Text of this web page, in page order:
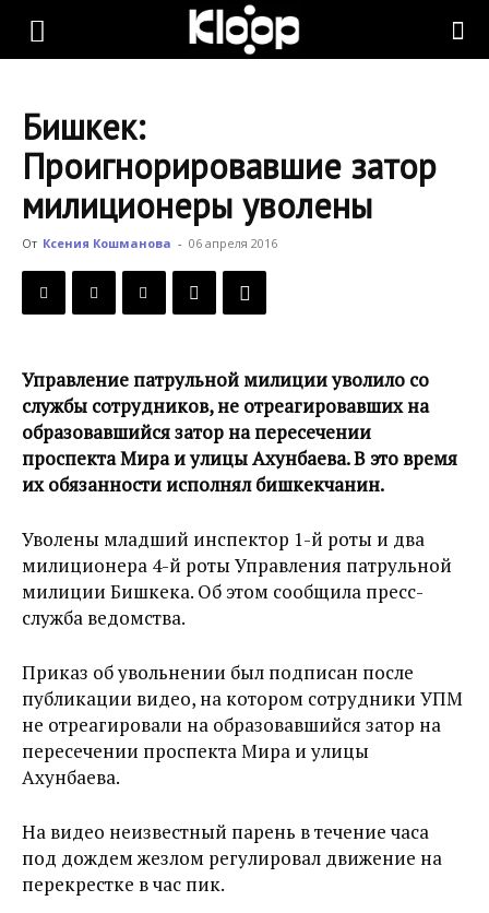
KLOOP.KG
Новости
Кыргызстана
Бишкек:
Проигнорировавшие затор
милиционеры уволены
От Ксения Кошманова - 06 апреля 2016
Управление патрульной милиции уволило со
службы сотрудников, не отреагировавших на
образовавшийся затор на пересечении
проспекта Мира и улицы Ахунбаева. В это время
их обязанности исполнял бишкекчанин.
Уволены младший инспектор 1-й роты и два
милиционера 4-й роты Управления патрульной
милиции Бишкека. Об этом сообщила пресс-
служба ведомства.
Приказ об увольнении был подписан после
публикации видео, на котором сотрудники УПМ
не отреагировали на образовавшийся затор на
пересечении проспекта Мира и улицы
Ахунбаева.
На видео неизвестный парень в течение часа
под дождем жезлом регулировал движение на
перекрестке в час пик.